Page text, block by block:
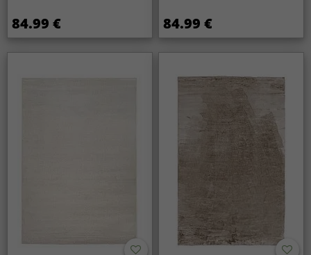
84.99 € 84.99 €